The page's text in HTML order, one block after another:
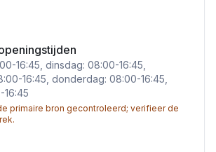
16:45, dinsdag: 08:00-16:45,
16:45, donderdag: 08:00-16:45,
primaire bron gecontroleerd; verifieer de